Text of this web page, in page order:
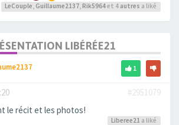
LeCouple, Guillaume2137, Rik5964et 4 autres a liké
LIBÉRÉE21
1
#2951079
le récit et les photos!
Liberee21 a liké